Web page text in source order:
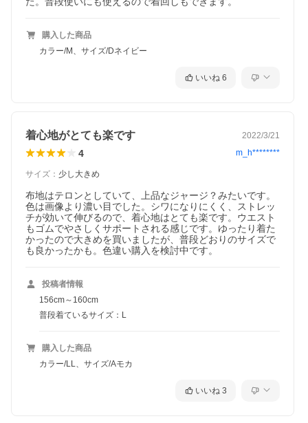
購入した商品
カラー/M、サイズ/Dネイビー
いいね 6
着心地がとても楽です 2022/3/21
4 m_h********
サイズ ： 少し大きめ
布地はテロンとしていて、上品なジャージ？みたいです。
色は画像より濃い目でした。シワになりにくく、ストレッ
チが効いて伸びるので、着心地はとても楽です。ウエスト
もゴムでやさしくサポートされる感じです。ゆったり着た
かったので大きめを買いましたが、普段どおりのサイズで
も良かったかも。色違い購入を検討中です。
投稿者情報
156cm～160cm
普段着ているサイズ：L
購入した商品
カラー/LL、サイズ/Aモカ
いいね 3